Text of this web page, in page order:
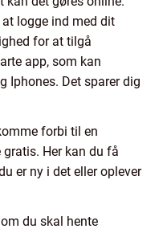
at logge ind med dit
for at tilgå
app, som kan
Iphones. Det sparer dig
forbi til en
Her kan du få
er ny i det eller oplever
du skal hente